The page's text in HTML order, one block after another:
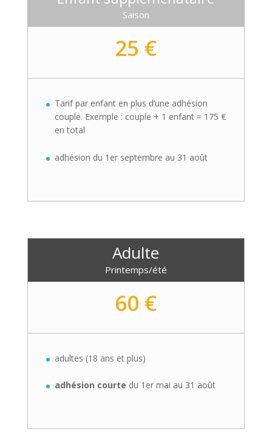
Saison
25 €
Tarif par enfant en plus d’une adhésion
couple. Exemple : couple + 1 enfant = 175 €
en total
adhésion du 1er septembre au 31 août
Adulte
Printemps/été
60 €
adultes (18 ans et plus)
adhésion courte du 1er mai au 31 août